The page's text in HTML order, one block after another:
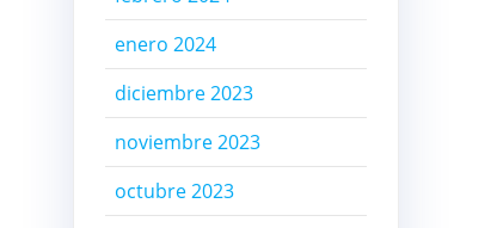
enero 2024
diciembre 2023
noviembre 2023
octubre 2023